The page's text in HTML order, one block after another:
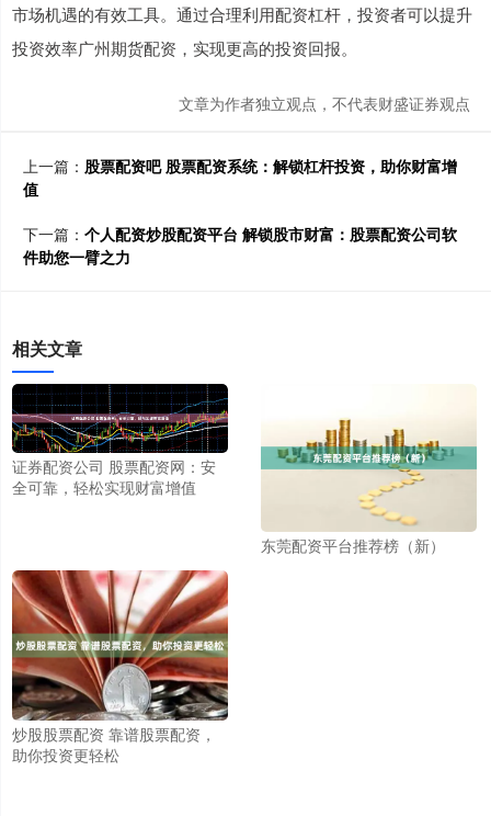
市场机遇的有效工具。通过合理利用配资杠杆，投资者可以提升
投资效率广州期货配资，实现更高的投资回报。
文章为作者独立观点，不代表财盛证券观点
上一篇： 股票配资吧 股票配资系统：解锁杠杆投资，助你财富增
值
下一篇： 个人配资炒股配资平台 解锁股市财富：股票配资公司软
件助您一臂之力
相关文章
证券配资公司 股票配资网：安
全可靠，轻松实现财富增值
东莞配资平台推荐榜（新）
炒股股票配资 靠谱股票配资，
助你投资更轻松